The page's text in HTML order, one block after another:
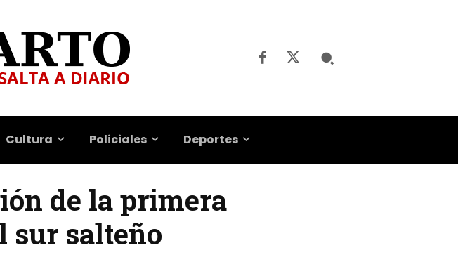
Cultura Policiales Deportes
de la primera
sur salteño